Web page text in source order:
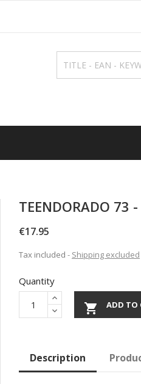
TEENDORADO 73
€17.95
Tax included Shipping excluded
Quantity
 ADD TO
Description